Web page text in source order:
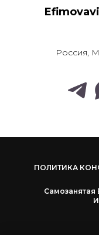
Россия,
ПОЛИТИКА
Самозанятая